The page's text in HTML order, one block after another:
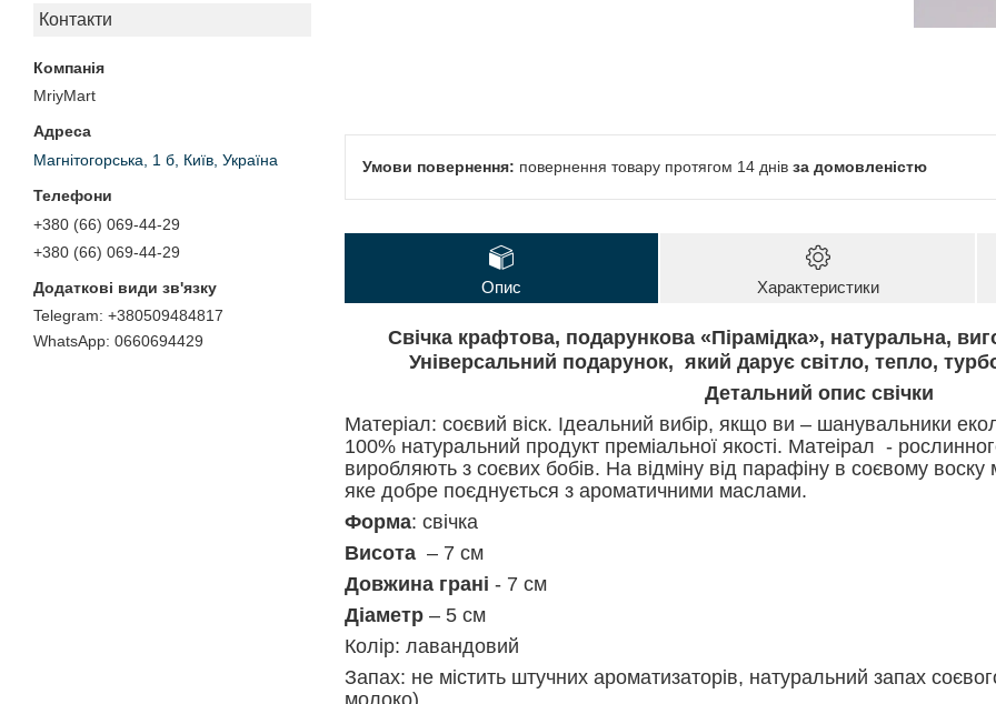
Контакти
MriyMart
Магнітогорська, 1 б, Київ, Україна
+380 (66) 069-44-29
+380 (66) 069-44-29
+380509484817
0660694429
повернення товару протягом 14 днів за домовленістю
Опис Характеристики
Свічка крафтова, подарункова «Пірамідка», натуральна,
Універсальний подарунок, який дарує світло, тепло,
Детальний опис свічки
Матеріал: соєвий віск. Ідеальний вибір, якщо ви – шанувальники
100% натуральний продукт преміальної якості. Матеірал -
виробляють з соєвих бобів. На відміну від парафіну в соєвому воску
яке добре поєднується з ароматичними маслами.
Форма: свічка
Висота – 7 см
Довжина грані - 7 см
Діаметр – 5 см
Колір: лавандовий
Запах: не містить штучних ароматизаторів, натуральний запах
молоко).